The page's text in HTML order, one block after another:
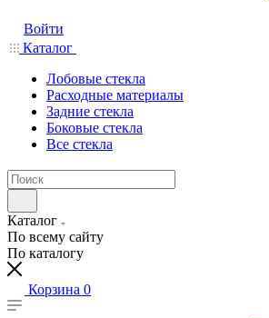
Войти
Каталог
Лобовые стекла
Расходные материалы
Задние стекла
Боковые стекла
Все стекла
Каталог
По всему сайту
По каталогу
Корзина 0